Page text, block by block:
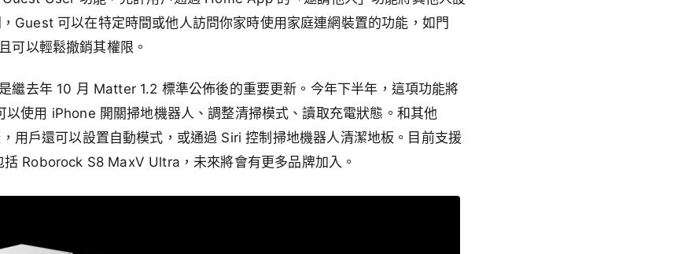
Guest 可以在特定時間或他人訪問你家時使用家庭連網裝置的功能，如門
可以輕鬆撤銷其權限。
繼去年 10 月 Matter 1.2 標準公佈後的重要更新。今年下半年，這項功能將
使用 iPhone 開關掃地機器人、調整清掃模式、讀取充電狀態。和其他
用戶還可以設置自動模式，或通過 Siri 控制掃地機器人清潔地板。目前支援
Roborock S8 MaxV Ultra，未來將會有更多品牌加入。